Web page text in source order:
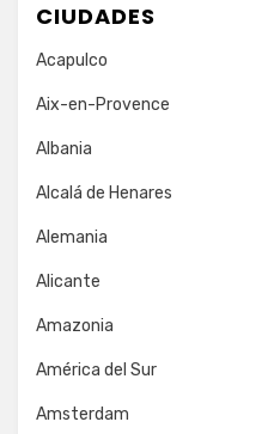
CIUDADES
Acapulco
Aix-en-Provence
Albania
Alcalá de Henares
Alemania
Alicante
Amazonia
América del Sur
Amsterdam